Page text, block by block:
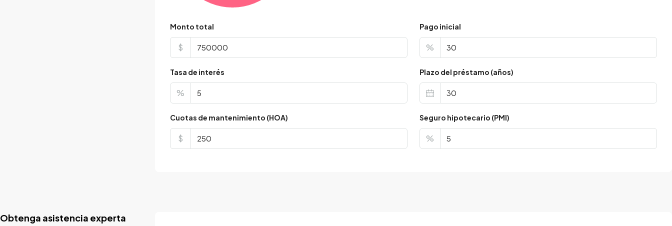
Monto total
$
Pago inicial
%
Tasa de interés
%
Plazo del préstamo (años)
Cuotas de mantenimiento (HOA)
$
Seguro hipotecario (PMI)
%
Obtenga asistencia experta